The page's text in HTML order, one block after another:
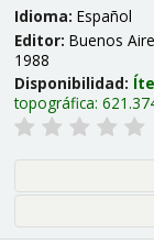
Idioma: Español
Editor: Buenos
1988
Disponibilidad:
topográfica: